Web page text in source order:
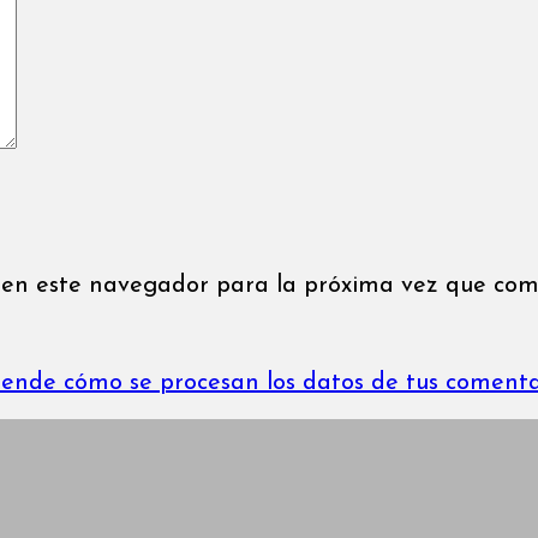
este navegador para la próxima vez que
cómo se procesan los datos de tus